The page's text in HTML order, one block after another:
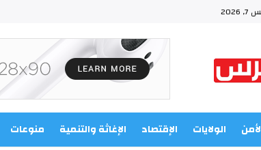
الولايات الإقتصاد الإغاثة والتنمية منوعات